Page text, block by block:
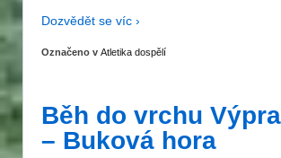
Dozvědět se víc ›
Označeno v Atletika dospělí
Běh do vrchu
– Buková hora